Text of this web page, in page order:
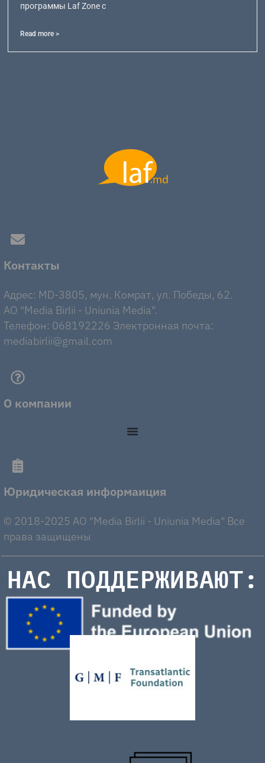
программы Laf Zone с
Read more >
Контакты
Адрес: MD-3805, мун. Комрат, ул. Победы, 62.
AO "Media Birlii - Uniunia Media".
Телефон: 068192226 Электронная почта:
mediabirlii@gmail.com
О компании
Юридическая информаиция
© 2018-2025 AO "Media Birlii - Uniunia Media" Все
права защищены
НАС ПОДДЕРЖИВАЮТ: